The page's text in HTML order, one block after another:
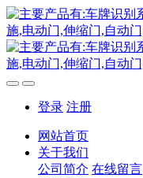
登录 注册
网站首页
关于我们
公司简介 在线留言